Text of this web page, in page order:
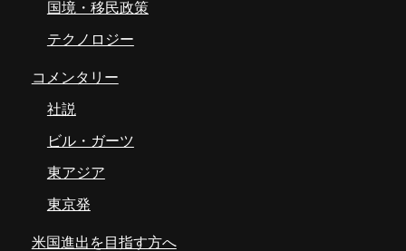
国境・移民政策
テクノロジー
コメンタリー
社説
ビル・ガーツ
東アジア
東京発
米国進出を目指す方へ